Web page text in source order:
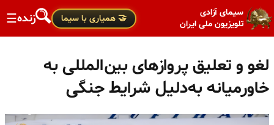
سیمای آزادی
تلویزیون ملی ایران
🤝 همیاری با سیما زنده☰
لغو و تعلیق پروازهای بین‌المللی به
خاورمیانه به‌دلیل شرایط جنگی